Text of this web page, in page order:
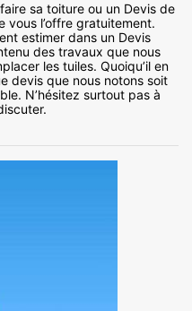
sa toiture ou un Devis de
vous l’offre gratuitement.
estimer dans un Devis
des travaux que nous
les tuiles. Quoiqu’il en
devis que nous notons soit
N’hésitez surtout pas à